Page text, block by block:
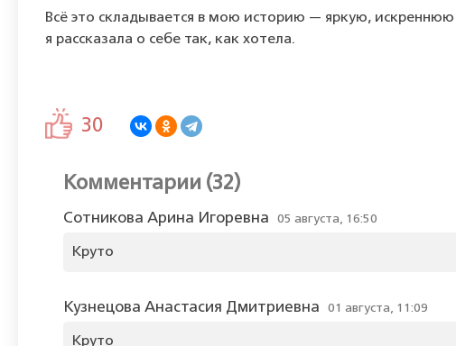
Всё это складывается в мою историю — яркую, искреннюю
я рассказала о себе так, как хотела.
30
Комментарии (32)
Сотникова Арина Игоревна 05 августа, 16:50
Круто
Кузнецова Анастасия Дмитриевна 01 августа, 11:09
Круто